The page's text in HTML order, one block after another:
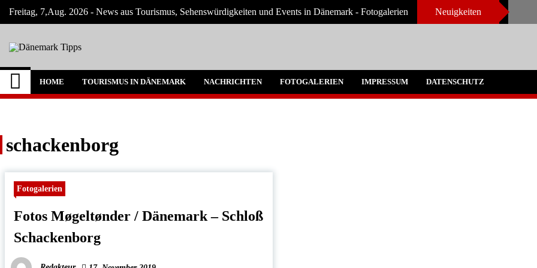
Skip
Freitag, 7,Aug. 2026 - News aus Tourismus, Sehenswürdigkeiten und Events in Dänemark - Fotogalerien Neuigkeiten
Dänemark Tipps
Neuigkeiten und Nachrichten in Dänemark
HOME TOURISMUS IN DÄNEMARK NACHRICHTEN FOTOGALERIEN IMPRESSUM DATENSCHUTZ
schackenborg
Fotogalerien
Fotos Møgeltønder / Dänemark – Schloß
Schackenborg